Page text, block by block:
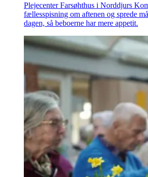
Plejecenter Farsøhthus i Norddjurs
fællesspisning om aftenen og sprede
dagen, så beboerne har mere appetit.